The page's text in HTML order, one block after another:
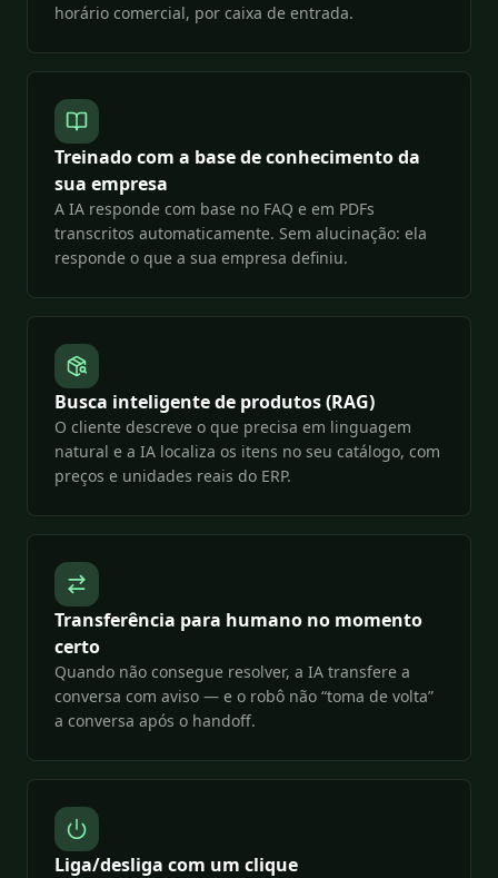
horário comercial, por caixa de entrada.
Treinado com a base de conhecimento da
sua empresa
A IA responde com base no FAQ e em PDFs
transcritos automaticamente. Sem alucinação: ela
responde o que a sua empresa definiu.
Busca inteligente de produtos (RAG)
O cliente descreve o que precisa em linguagem
natural e a IA localiza os itens no seu catálogo, com
preços e unidades reais do ERP.
Transferência para humano no momento
certo
Quando não consegue resolver, a IA transfere a
conversa com aviso — e o robô não “toma de volta”
a conversa após o handoff.
Liga/desliga com um clique